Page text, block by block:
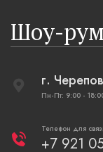
Шоу-
г.
Пн-Пт: 9:00 -
Телефон для
+7 921